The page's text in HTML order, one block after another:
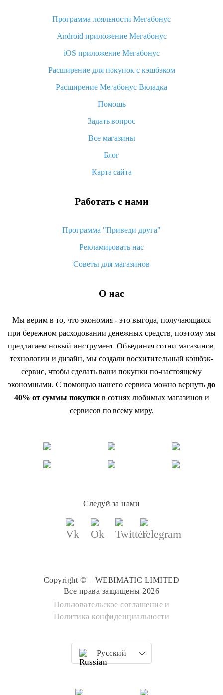
Как узнать, куда пришла посылка с Алиэкспресс
Вы отменили заказ на Алиэкспресс, когда вернут деньги?
Что такое баллы на Алиэкспресс, как их получить и
«AliExpress Standard Shipping»: что это за метод доставки и
как его отслеживать
Как покупать оптом на Алиэкспресс
Что делать, если не пришел товар с Алиэкспресс
возврата денег
Программа лояльности Мегабонус
Android приложение Мегабонус
iOS приложение Мегабонус
Расширение для покупок с кэшбэком
Расширение Мегабонус Вкладка
Помощь
Задать вопрос
Все магазины
Блог
Карта сайта
Работать с нами
Программа "Приведи друга"
Рекламировать нас
Советы для магазинов
О нас
Мы верим в то, что экономия - это выгода, получающаяся
при бережном расходовании денежных средств, поэтому мы
предлагаем новый инструмент. Объединяя сотни магазинов,
технологии и дизайн, мы создали восхитительный кэшбэк-
сервис, чтобы сделать ваши покупки по-настоящему
экономными. С помощью нашего сервиса можно вернуть до
40% от суммы покупкив сотнях любимых магазинов и
сервисов по всему миру.
Следуй за нами
Copyright © – WEBIMATIC LIMITED
Все права защищены 2026
Пользовательское соглашение и
Политика конфиденциальности
Русский